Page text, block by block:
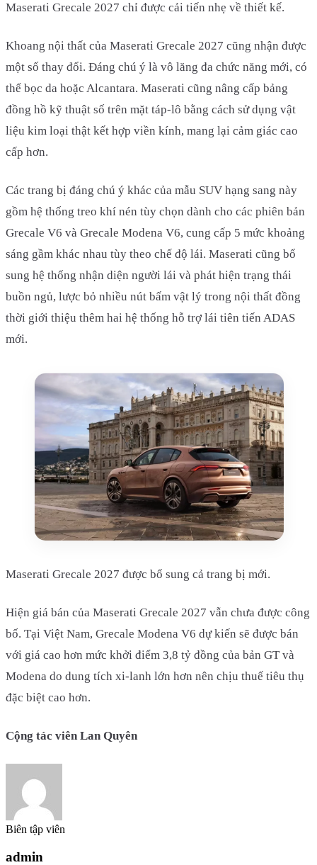
Maserati Grecale 2027 chỉ được cải tiến nhẹ về thiết kế.
Khoang nội thất của Maserati Grecale 2027 cũng nhận được
một số thay đổi. Đáng chú ý là vô lăng đa chức năng mới, có
thể bọc da hoặc Alcantara. Maserati cũng nâng cấp bảng
đồng hồ kỹ thuật số trên mặt táp-lô bằng cách sử dụng vật
liệu kim loại thật kết hợp viền kính, mang lại cảm giác cao
cấp hơn.
Các trang bị đáng chú ý khác của mẫu SUV hạng sang này
gồm hệ thống treo khí nén tùy chọn dành cho các phiên bản
Grecale V6 và Grecale Modena V6, cung cấp 5 mức khoảng
sáng gầm khác nhau tùy theo chế độ lái. Maserati cũng bổ
sung hệ thống nhận diện người lái và phát hiện trạng thái
buồn ngủ, lược bỏ nhiều nút bấm vật lý trong nội thất đồng
thời giới thiệu thêm hai hệ thống hỗ trợ lái tiên tiến ADAS
mới.
Maserati Grecale 2027 được bổ sung cả trang bị mới.
Hiện giá bán của Maserati Grecale 2027 vẫn chưa được công
bố. Tại Việt Nam, Grecale Modena V6 dự kiến sẽ được bán
với giá cao hơn mức khởi điểm 3,8 tỷ đồng của bản GT và
Modena do dung tích xi-lanh lớn hơn nên chịu thuế tiêu thụ
đặc biệt cao hơn.
Cộng tác viên Lan Quyên
Biên tập viên
admin